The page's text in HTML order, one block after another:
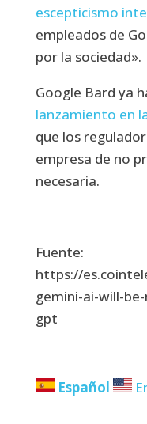
escepticismo
empleados de
por la sociedad».
Google Bard ya
lanzamiento en
que los
empresa de no
necesaria.
Fuente:
https://
gemini-ai-will-
gpt
Español